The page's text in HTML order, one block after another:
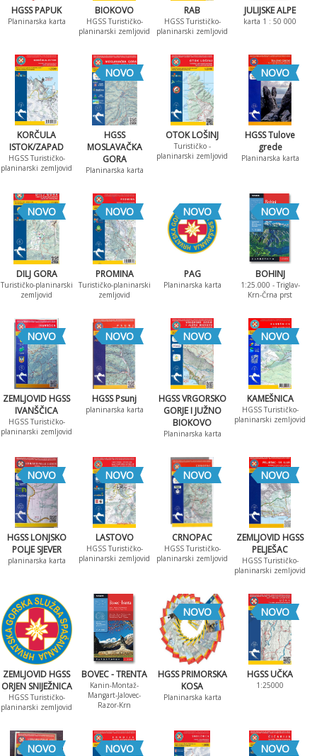
HGSS PAPUK
Planinarska karta
BIOKOVO
HGSS Turističko-
planinarski zemljovid
RAB
HGSS Turističko-
planinarski zemljovid
JULIJSKE ALPE
karta 1 : 50 000
KORČULA
ISTOK/ZAPAD
HGSS Turističko-
planinarski zemljovid
NOVO
HGSS
MOSLAVAČKA
GORA
Planinarska karta
OTOK LOŠINJ
Turističko -
planinarski zemljovid
NOVO
HGSS Tulove
grede
Planinarska karta
NOVO
DILJ GORA
Turističko-planinarski
zemljovid
NOVO
PROMINA
Turističko-planinarski
zemljovid
NOVO
PAG
Planinarska karta
NOVO
BOHINJ
1:25.000 - Triglav-
Krn-Črna prst
NOVO
ZEMLJOVID HGSS
IVANŠČICA
HGSS Turističko-
planinarski zemljovid
NOVO
HGSS Psunj
planinarska karta
NOVO
HGSS VRGORSKO
GORJE I JUŽNO
BIOKOVO
Planinarska karta
NOVO
KAMEŠNICA
HGSS Turističko-
planinarski zemljovid
NOVO
HGSS LONJSKO
POLJE SJEVER
planinarska karta
NOVO
LASTOVO
HGSS Turističko-
planinarski zemljovid
NOVO
CRNOPAC
HGSS Turističko-
planinarski zemljovid
NOVO
ZEMLJOVID HGSS
PELJEŠAC
HGSS Turističko-
planinarski zemljovid
ZEMLJOVID HGSS
ORJEN SNIJEŽNICA
HGSS Turističko-
planinarski zemljovid
BOVEC - TRENTA
Kanin-Montaž-
Mangart-Jalovec-
Razor-Krn
NOVO
HGSS PRIMORSKA
KOSA
Planinarska karta
NOVO
HGSS UČKA
1:25000
NOVO NOVO NOVO